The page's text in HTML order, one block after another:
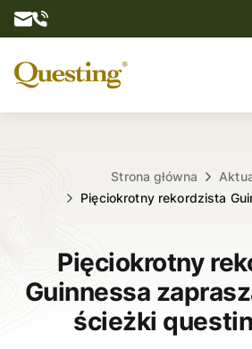
O nas
Kontakt
Strona główna
Pięciokrotny rekordzista
Pięciokrotny
Guinnessa
ścieżki